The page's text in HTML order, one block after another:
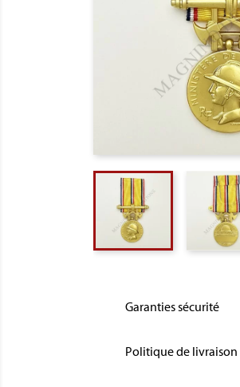
Garanties sécurité
Politique de livraison